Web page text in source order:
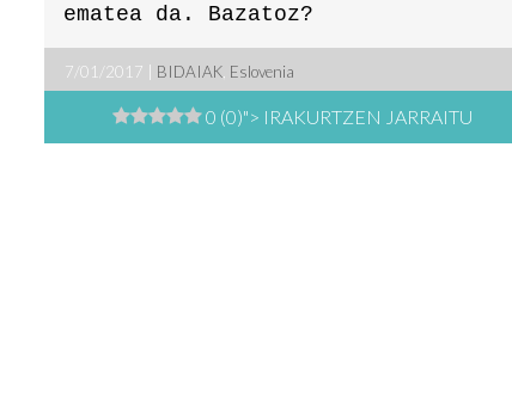
ematea da. Bazatoz?
7/01/2017 | BIDAIAK, Eslovenia
0 (0)"> IRAKURTZEN JARRAITU